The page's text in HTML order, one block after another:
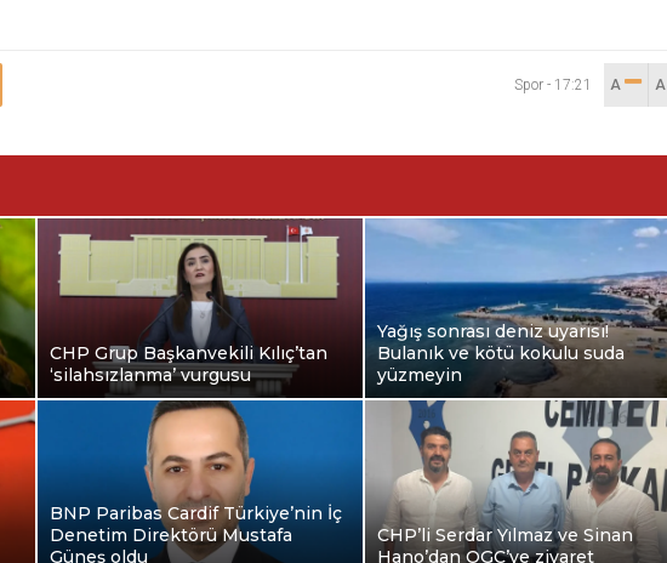
Spor - 17:21 A
CHP Grup Başkanvekili Kılıç’tan
‘silahsızlanma’ vurgusu
Yağış sonrası deniz uyarısı!
Bulanık ve kötü kokulu suda
yüzmeyin
BNP Paribas Cardif Türkiye’nin İç
Denetim Direktörü Mustafa
Güneş oldu
CHP’li Serdar Yılmaz ve Sinan
Hano’dan OGC’ye ziyaret